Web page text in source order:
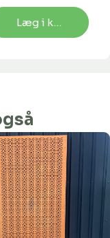
Læg i kurv